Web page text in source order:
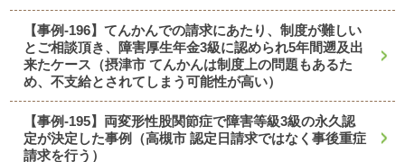
【事例-196】てんかんでの請求にあたり、制度が難しい
とご相談頂き、障害厚生年金3級に認められ5年間遡及出
来たケース（摂津市 てんかんは制度上の問題もあるた
め、不支給とされてしまう可能性が高い）
【事例-195】両変形性股関節症で障害等級3級の永久認
定が決定した事例（高槻市 認定日請求ではなく事後重症
請求を行う）